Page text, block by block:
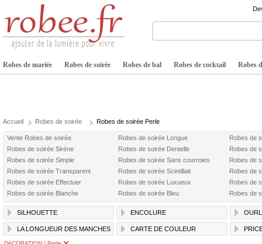
Robes de mariée Robes de soirée Robes de bal Robes de cocktail Robes
Accueil Robes de soirée Robes de soirée Perle
Vente Robes de soirée Robes de soirée Longue
Robes de
Robes de soirée Sirène
Robes de soirée Dentelle
Robes de
Robes de soirée Simple
Robes de soirée Sans courroies
Robes de
Robes de soirée Transparent
Robes de soirée Scintillait
Robes de
Robes de soirée Effectuer
Robes de soirée Luxueux
Robes de
Robes de soirée Blanche
Robes de soirée Bleu Robes de
SILHOUETTE ENCOLURE
LA LONGUEUR DES MANCHES CARTE DE COULEUR